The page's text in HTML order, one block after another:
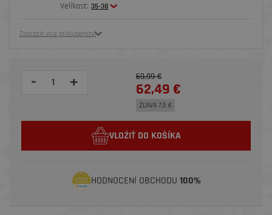
Velikost: 35-38
Zobrazit více příslušenství
- + 69,99 €
62,49 €
ZĽAVA 7,5 €
VLOŽIŤ DO KOŠÍKA
HODNOCENÍ OBCHODU 100%